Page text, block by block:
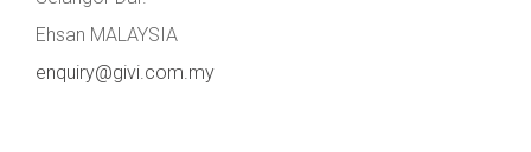
Ehsan MALAYSIA
enquiry@givi.com.my